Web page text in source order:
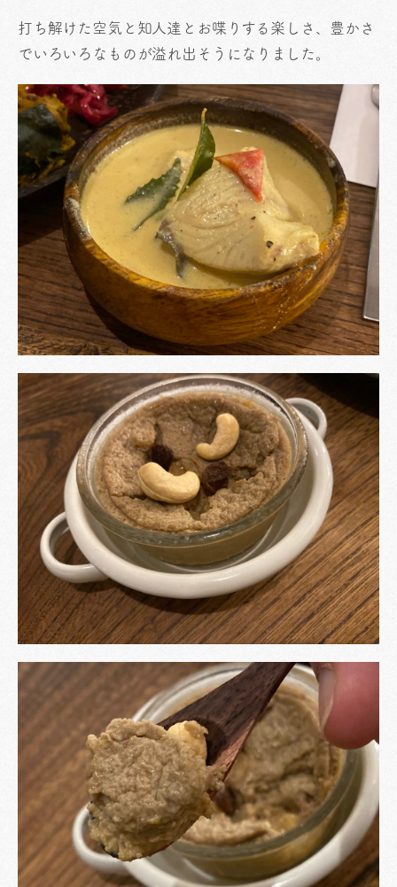
打ち解けた空気と知人達とお喋りする楽しさ、豊かさ
でいろいろなものが溢れ出そうになりました。